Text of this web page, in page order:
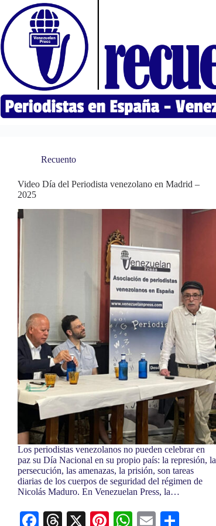
contenido
Recuento
Video Día del Periodista venezolano en Madrid –
2025
Los periodistas venezolanos no pueden celebrar en
paz su Día Nacional en su propio país: la represión, la
persecución, las amenazas, la prisión, son tareas
diarias de los cuerpos de seguridad del régimen de
Nicolás Maduro. En Venezuelan Press, la…
Fa T X Pi W E